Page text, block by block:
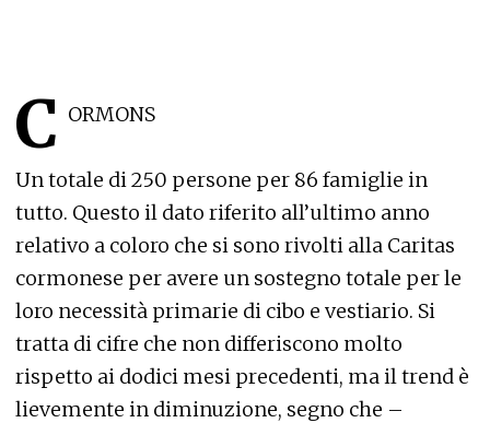
C ORMONS
Un totale di 250 persone per 86 famiglie in
tutto. Questo il dato riferito all’ultimo anno
relativo a coloro che si sono rivolti alla Caritas
cormonese per avere un sostegno totale per le
loro necessità primarie di cibo e vestiario. Si
tratta di cifre che non differiscono molto
rispetto ai dodici mesi precedenti, ma il trend è
lievemente in diminuzione, segno che –